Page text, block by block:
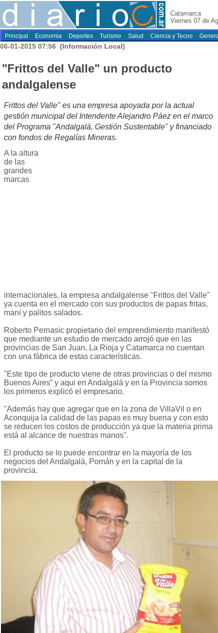
Catamarca
Viernes 07 de
Principal Economia Deportes Turismo Salud Ciencia y Tecno
06-01-2015 07:56 (Información Local)
"Frittos del Valle" un producto
andalgalense
Frittos del Valle" es una empresa apoyada por la actual
gestión municipal del Intendente Alejandro Páez en el marco
del Programa "Andalgalá, Gestión Sustentable" y financiado
con fondos de Regalías Mineras.
A la altura
de las
grandes
marcas
internacionales, la empresa andalgalense "Frittos del Valle"
ya cuenta en el mercado con sus productos de papas fritas,
maní y palitos salados.
Roberto Pernasic propietario del emprendimiento manifestó
que mediante un estudio de mercado arrojó que en las
provincias de San Juan, La Rioja y Catamarca no cuentan
con una fábrica de estas características.
"Este tipo de producto viene de otras provincias o del mismo
Buenos Aires” y aqui en Andalgalá y en la Provincia somos
los primeros explicó el empresario.
"Además hay que agregar que en la zona de VillaVil o en
Aconquija la calidad de las papas es muy buena y con esto
se reducen los costos de producción ya que la materia prima
está al alcance de nuestras manos".
El producto se lo puede encontrar en la mayoría de los
negocios del Andalgalá, Pomán y en la capital de la
provincia.